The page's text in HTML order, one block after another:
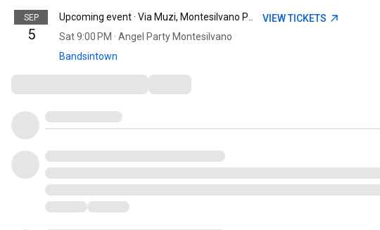
SEP
5
Sat 9:00 PM · Angel Party Montesilvano
Bandsintown
VIEW TICKETS